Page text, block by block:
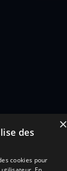
×
des
cookies pour